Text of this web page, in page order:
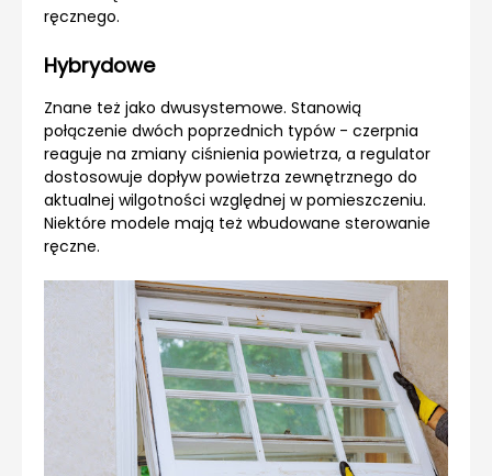
ręcznego.
Hybrydowe
Znane też jako dwusystemowe. Stanowią
połączenie dwóch poprzednich typów - czerpnia
reaguje na zmiany ciśnienia powietrza, a regulator
dostosowuje dopływ powietrza zewnętrznego do
aktualnej wilgotności względnej w pomieszczeniu.
Niektóre modele mają też wbudowane sterowanie
ręczne.